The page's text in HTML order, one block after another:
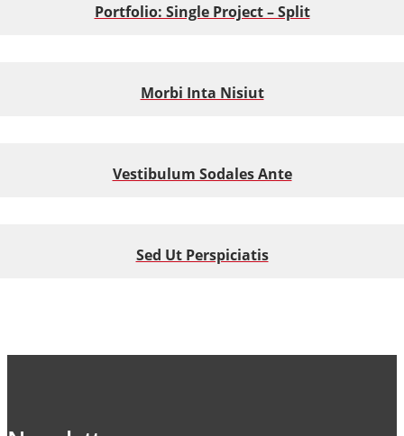
Portfolio: Single Project – Split
Morbi Inta Nisiut
Vestibulum Sodales Ante
Sed Ut Perspiciatis